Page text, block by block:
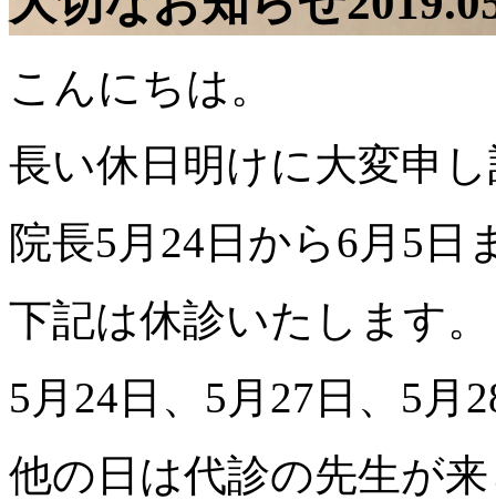
こんにちは。
長い休日明けに大変申
院長5月24日から6月5日
下記は休診いたします。
5月24日、5月27日、5月
他の日は代診の先生が